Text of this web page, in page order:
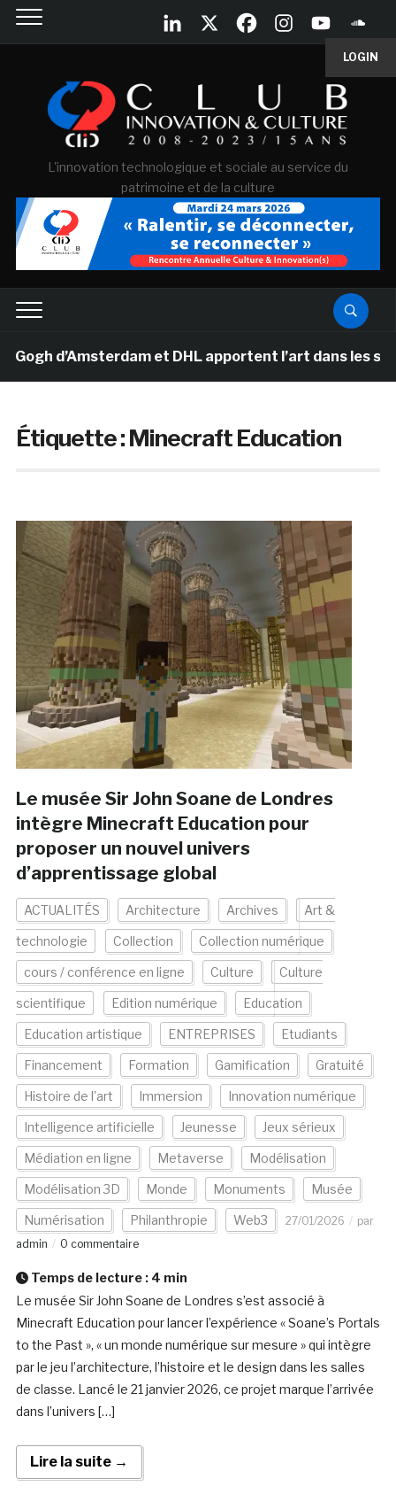
LOGIN
L'innovation technologique et sociale au service du
patrimoine et de la culture
d’Amsterdam et DHL apportent l’art dans les
Étiquette :Minecraft Education
Le musée Sir John Soane de Londres
intègre Minecraft Education pour
proposer un nouvel univers
d’apprentissage global
ACTUALITÉS Architecture Archives Art &
technologie Collection Collection numérique
cours / conférence en ligne Culture Culture
scientifique Edition numérique Education
Education artistique ENTREPRISES Etudiants
Financement Formation Gamification Gratuité
Histoire de l'art Immersion Innovation numérique
Intelligence artificielle Jeunesse Jeux sérieux
Médiation en ligne Metaverse Modélisation
Modélisation 3D Monde Monuments Musée
Numérisation Philanthropie Web3 27/01/2026
par
admin
0 commentaire
Temps de lecture : 4 min
Le musée Sir John Soane de Londres s’est associé à
Minecraft Education pour lancer l’expérience « Soane’s Portals
to the Past », « un monde numérique sur mesure » qui intègre
par le jeu l’architecture, l’histoire et le design dans les salles
de classe. Lancé le 21 janvier 2026, ce projet marque l’arrivée
dans l’univers […]
Lire la suite →